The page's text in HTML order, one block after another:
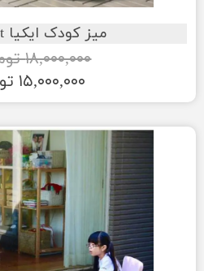
میز کودک ایکیا mammut
۱۸,۰۰۰,۰۰۰ تومان
۱۵,۰۰۰,۰۰۰ تومان